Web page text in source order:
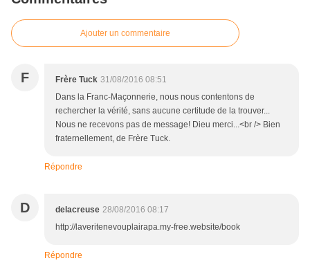
Ajouter un commentaire
F Frère Tuck 31/08/2016 08:51
Dans la Franc-Maçonnerie, nous nous contentons de
rechercher la vérité, sans aucune certitude de la trouver...
Nous ne recevons pas de message! Dieu merci...<br /> Bien
fraternellement, de Frère Tuck.
Répondre
D delacreuse 28/08/2016 08:17
http://laveritenevouplairapa.my-free.website/book
Répondre